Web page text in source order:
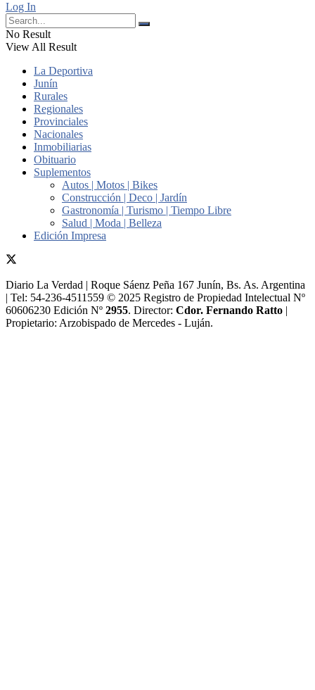
Log In
No Result
View All Result
La Deportiva
Junín
Rurales
Regionales
Provinciales
Nacionales
Inmobiliarias
Obituario
Suplementos
Autos | Motos | Bikes
Construcción | Deco | Jardín
Gastronomía | Turismo | Tiempo Libre
Salud | Moda | Belleza
Edición Impresa
Diario La Verdad | Roque Sáenz Peña 167 Junín, Bs. As. Argentina
| Tel: 54-236-4511559 © 2025 Registro de Propiedad Intelectual Nº
60606230 Edición Nº 2955. Director:​ Cdor. Fernando Ratto |
Propietario:​ Arzobispado de Mercedes - Luján.